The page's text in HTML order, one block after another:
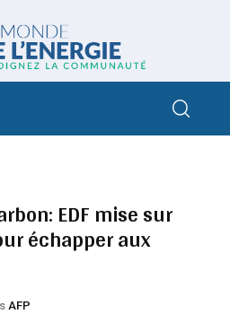
EDF mise sur
échapper aux
AFP